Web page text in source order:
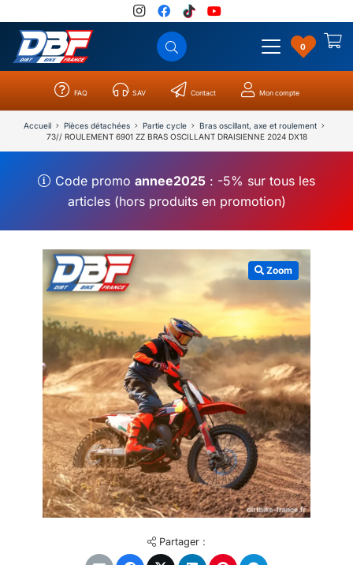
0
FAQ SAV Contact Mon compte
Accueil Pièces détachées Partie cycle
Bras oscillant, axe et roulement
73// ROULEMENT 6901 ZZ BRAS OSCILLANT DRAISIENNE 2024 DX18
Code promoannee2025 : -5% sur tous les
articles (hors produits en promotion)
Zoom
Partager :
Catégories Résultats